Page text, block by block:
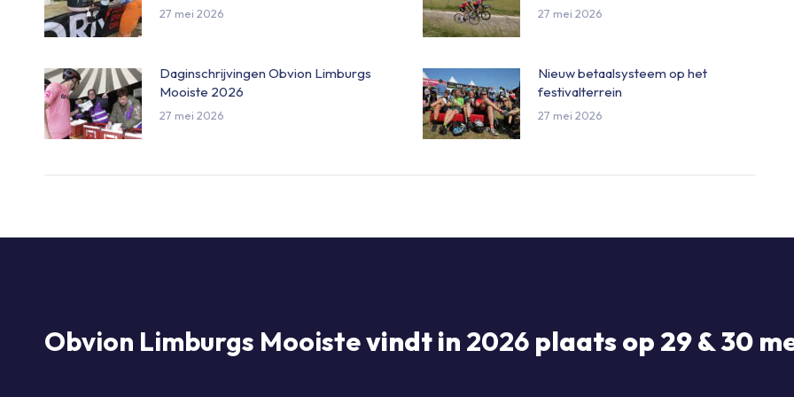
27 mei 2026 27 mei 2026
Daginschrijvingen Obvion Limburgs
Mooiste 2026
27 mei 2026
Nieuw betaalsysteem op het
festivalterrein
27 mei 2026
Obvion Limburgs Mooistevindt in 2026 plaats op 29 & 30